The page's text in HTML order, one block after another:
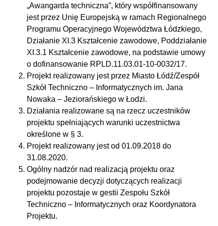
„Awangarda techniczna”, który współfinansowany
jest przez Unię Europejską w ramach Regionalnego
Programu Operacyjnego Województwa Łódzkiego,
Działanie XI.3 Kształcenie zawodowe, Poddziałanie
XI.3.1 Kształcenie zawodowe, na podstawie umowy
o dofinansowanie RPLD.11.03.01-10-0032/17.
Projekt realizowany jest przez Miasto Łódź/Zespół
Szkół Techniczno – Informatycznych im. Jana
Nowaka – Jeziorańskiego w Łodzi.
Działania realizowane są na rzecz uczestników
projektu spełniających warunki uczestnictwa
określone w § 3.
Projekt realizowany jest od 01.09.2018 do
31.08.2020.
Ogólny nadzór nad realizacją projektu oraz
podejmowanie decyzji dotyczących realizacji
projektu pozostaje w gestii Zespołu Szkół
Techniczno – Informatycznych oraz Koordynatora
Projektu.